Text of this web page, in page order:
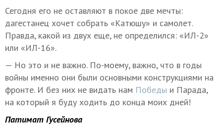
Сегодня его не оставляют в покое две мечты:
дагестанец хочет собрать «Катюшу» и самолет.
Правда, какой из двух еще, не определился: «ИЛ-2»
или «ИЛ-16».
— Но это и не важно. По-моему, важно, что в годы
войны именно они были основными конструкциями на
фронте. И без них не видать нам Победы и Парада,
на который я буду ходить до конца моих дней!
Патимат Гусейнова